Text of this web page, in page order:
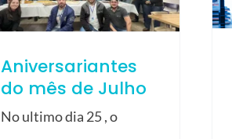
Aniversariantes
do mês de Julho
No ultimo dia 25 , o